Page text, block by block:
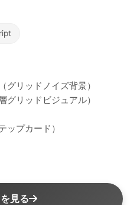
グリッドノイズ背景）
グリッドビジュアル）
ップカード）
見る